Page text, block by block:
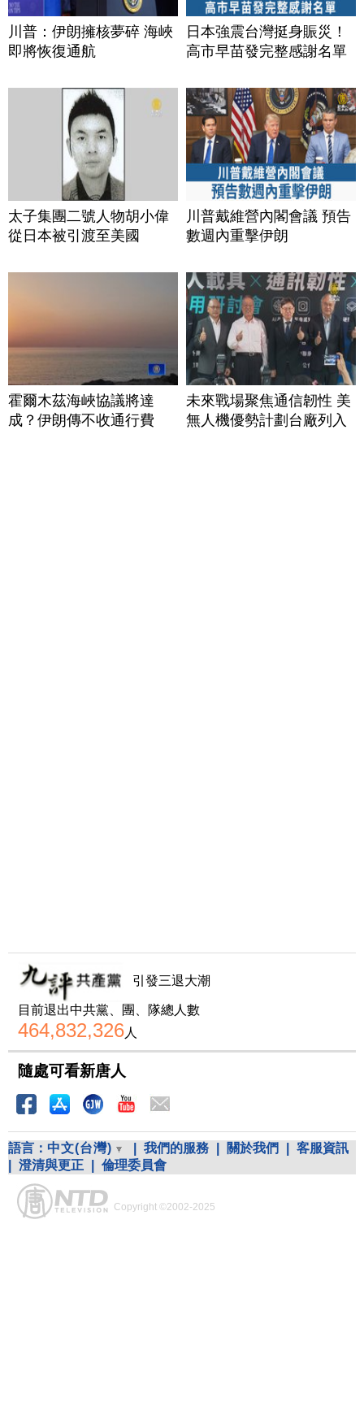
川普：伊朗擁核夢碎 海峽
即將恢復通航
日本強震台灣挺身賑災！
高市早苗發完整感謝名單
太子集團二號人物胡小偉
從日本被引渡至美國
川普戴維營內閣會議 預告
數週內重擊伊朗
霍爾木茲海峽協議將達
成？伊朗傳不收通行費
未來戰場聚焦通信韌性 美
無人機優勢計劃台廠列入
引發三退大潮
目前退出中共黨、團、隊總人數
464,832,326人
隨處可看新唐人
語言： 中文(台灣) 我們的服務 關於我們
客服資訊
澄清與更正 倫理委員會
Copyright ©2002-2025